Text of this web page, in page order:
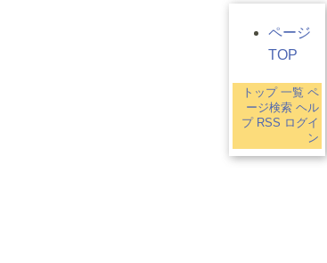
ページ
TOP
トップ 一覧 ペ
ージ検索 ヘル
プ RSS ログイ
ン